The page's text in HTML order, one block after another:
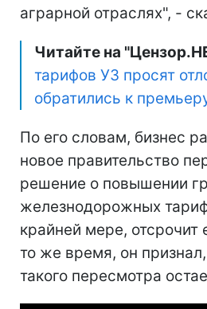
аграрной отраслях", -
Читайте на
тарифов УЗ просят
обратились к
По его словам, бизнес
новое правительство
решение о повышении
железнодорожных
крайней мере, отсрочит
то же время, он
такого пересмотра